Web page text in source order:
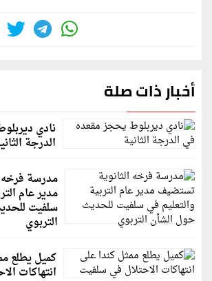
أخبار ذات صلة
نادي
الدرجة
مدرسة فرخه
مدير عام
سلفيت
التربوي
كميل يطلع
انتهاكات